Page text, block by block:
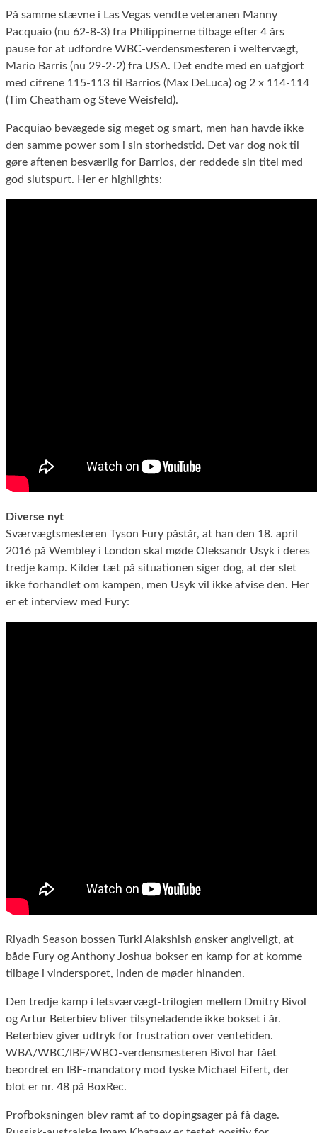
På samme stævne i Las Vegas vendte veteranen Manny
Pacquaio (nu 62-8-3) fra Philippinerne tilbage efter 4 års
pause for at udfordre WBC-verdensmesteren i weltervægt,
Mario Barris (nu 29-2-2) fra USA. Det endte med en uafgjort
med cifrene 115-113 til Barrios (Max DeLuca) og 2 x 114-114
(Tim Cheatham og Steve Weisfeld).
Pacquiao bevægede sig meget og smart, men han havde ikke
den samme power som i sin storhedstid. Det var dog nok til
gøre aftenen besværlig for Barrios, der reddede sin titel med
god slutspurt. Her er highlights:
Diverse nyt
Sværvægtsmesteren Tyson Fury påstår, at han den 18. april
2016 på Wembley i London skal møde Oleksandr Usyk i deres
tredje kamp. Kilder tæt på situationen siger dog, at der slet
ikke forhandlet om kampen, men Usyk vil ikke afvise den. Her
er et interview med Fury:
Riyadh Season bossen Turki Alakshish ønsker angiveligt, at
både Fury og Anthony Joshua bokser en kamp for at komme
tilbage i vindersporet, inden de møder hinanden.
Den tredje kamp i letsværvægt-trilogien mellem Dmitry Bivol
og Artur Beterbiev bliver tilsyneladende ikke bokset i år.
Beterbiev giver udtryk for frustration over ventetiden.
WBA/WBC/IBF/WBO-verdensmesteren Bivol har fået
beordret en IBF-mandatory mod tyske Michael Eifert, der
blot er nr. 48 på BoxRec.
Profboksningen blev ramt af to dopingsager på få dage.